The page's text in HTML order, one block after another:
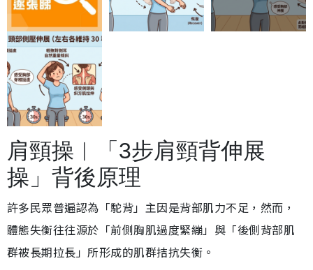
肩頸操︱「3步肩頸背伸展
操」背後原理
許多民眾普遍認為「駝背」主因是背部肌力不足，然而，
體態失衡往往源於「前側胸肌過度緊繃」與「後側背部肌
群被長期拉長」所形成的肌群拮抗失衡。